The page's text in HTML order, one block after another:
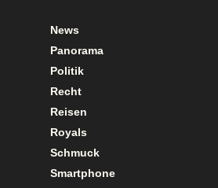
News
Panorama
Politik
Recht
Reisen
Royals
Schmuck
Smartphone